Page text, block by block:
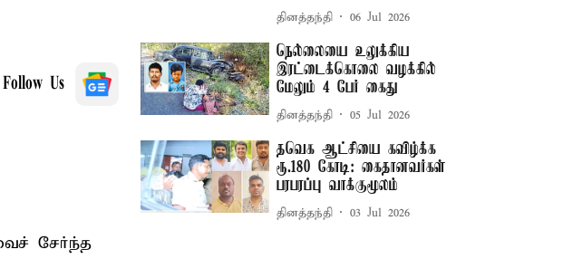
Follow Us
சேர்ந்த
தினத்தந்தி 06 Jul 2026
நெல்லையை உலுக்கிய
இரட்டைக்கொலை வழக்கில்
மேலும் 4 பேர் கைது
தினத்தந்தி 05 Jul 2026
தவெக ஆட்சியை கவிழ்க்க
ரூ.180 கோடி: கைதானவர்கள்
பரபரப்பு வாக்குமூலம்
தினத்தந்தி 03 Jul 2026